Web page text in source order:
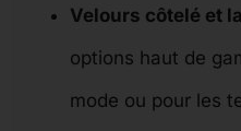
Velours côtelé et
options haut de
mode ou pour les